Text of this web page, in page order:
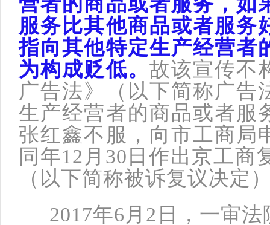
服务比其他商品或者服务
指向其他特定生产经营者
为构成贬低。 故该宣传不
广告法》（以下简称广告
生产经营者的商品或者服
张红鑫不服，向市工商局
同年12月30日作出京工商
（以下简称被诉复议决定
2017年6月2日，一审法